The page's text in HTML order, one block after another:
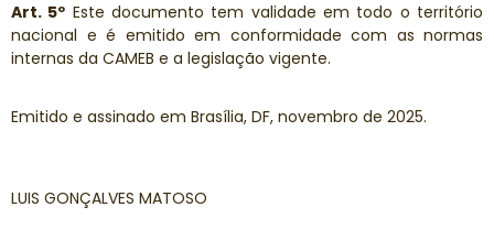
Art. 5º Este documento tem validade em todo o território
nacional e é emitido em conformidade com as normas
internas da CAMEB e a legislação vigente.
Emitido e assinado em Brasília, DF, novembro de 2025.
LUIS GONÇALVES MATOSO